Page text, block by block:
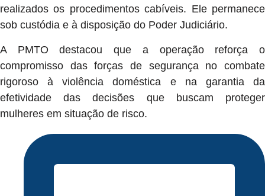
realizados os procedimentos cabíveis. Ele permanece
sob custódia e à disposição do Poder Judiciário.
A PMTO destacou que a operação reforça o
compromisso das forças de segurança no combate
rigoroso à violência doméstica e na garantia da
efetividade das decisões que buscam proteger
mulheres em situação de risco.